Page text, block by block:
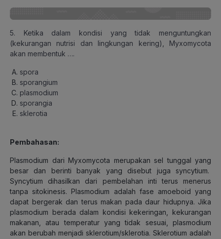
5. Ketika dalam kondisi yang tidak menguntungkan
(kekurangan nutrisi dan lingkungan kering), Myxomycota
akan membentuk ….
spora
sporangium
plasmodium
sporangia
sklerotia
Pembahasan:
Plasmodium dari Myxomycota merupakan sel tunggal yang
besar dan berinti banyak yang disebut juga syncytium.
Syncytium dihasilkan dari pembelahan inti terus menerus
tanpa sitokinesis. Plasmodium adalah fase amoeboid yang
dapat bergerak dan terus makan pada daur hidupnya. Jika
plasmodium berada dalam kondisi kekeringan, kekurangan
makanan, atau temperatur yang tidak sesuai, plasmodium
akan berubah menjadi sklerotium/sklerotia. Sklerotium adalah